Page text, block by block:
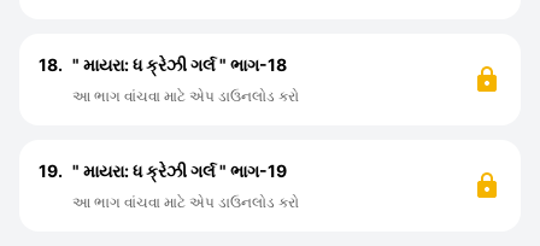
18. " માયરા: ધ ક્રેઝી ગર્લ " ભાગ-18
આ ભાગ વાંચવા માટે એપ ડાઉનલોડ કરો
19. " માયરા: ધ ક્રેઝી ગર્લ " ભાગ-19
આ ભાગ વાંચવા માટે એપ ડાઉનલોડ કરો